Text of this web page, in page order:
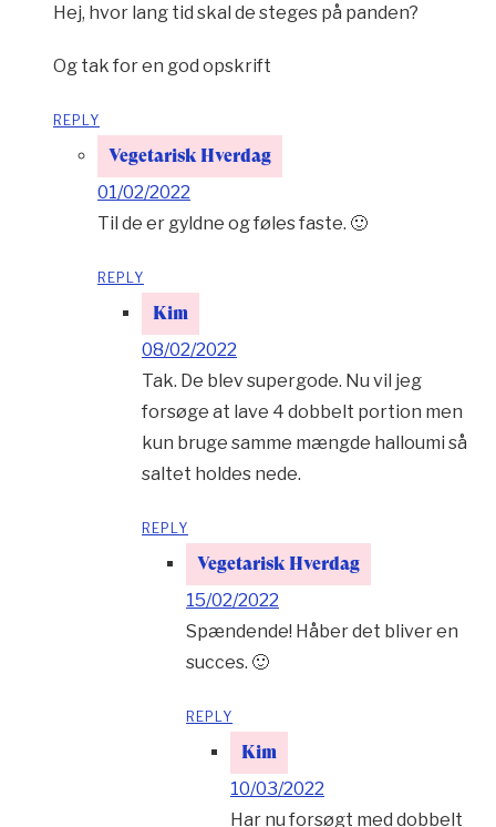
Hej, hvor lang tid skal de steges på panden?
Og tak for en god opskrift
REPLY
Vegetarisk Hverdag
01/02/2022
Til de er gyldne og føles faste. 🙂
REPLY
Kim
08/02/2022
Tak. De blev supergode. Nu vil jeg
forsøge at lave 4 dobbelt portion men
kun bruge samme mængde halloumi så
saltet holdes nede.
REPLY
Vegetarisk Hverdag
15/02/2022
Spændende! Håber det bliver en
succes. 🙂
REPLY
Kim
10/03/2022
Har nu forsøgt med dobbelt